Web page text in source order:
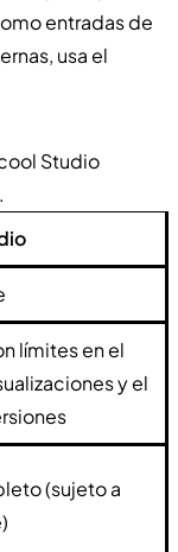
entradas de
usa el
Studio
límites en el
y el
(sujeto a